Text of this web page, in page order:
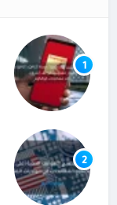
1
2